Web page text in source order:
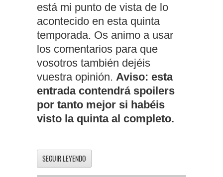
está mi punto de vista de lo
acontecido en esta quinta
temporada. Os animo a usar
los comentarios para que
vosotros también dejéis
vuestra opinión. Aviso: esta
entrada contendrá spoilers
por tanto mejor si habéis
visto la quinta al completo.
SEGUIR LEYENDO